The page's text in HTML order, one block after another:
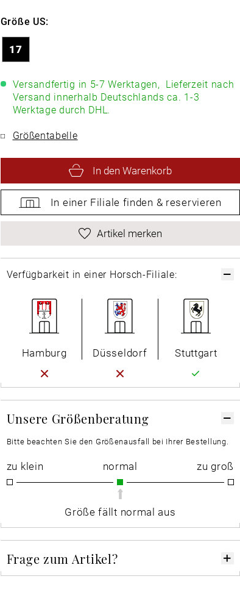
Größe US:
17
Versandfertig in 5-7 Werktagen, Lieferzeit nach
Versand innerhalb Deutschlands ca. 1-3
Werktage durch DHL.
Größentabelle
In den Warenkorb
In einer Filiale finden & reservieren
Artikel merken
Verfügbarkeit in einer Horsch-Filiale:
Hamburg Düsseldorf Stuttgart
Unsere Größenberatung
Bitte beachten Sie den Größenausfall bei Ihrer Bestellung.
zu klein normal zu groß
Größe fällt normal aus
Frage zum Artikel?